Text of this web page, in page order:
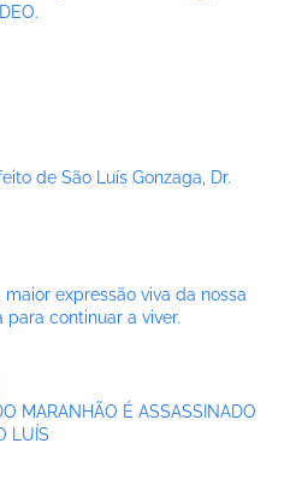
de São Luís Gonzaga, Dr.
expressão viva da nossa
continuar a viver.
MARANHÃO É ASSASSINADO
LUÍS